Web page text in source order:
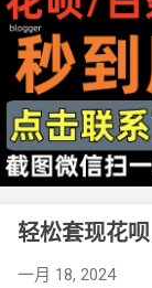
轻松套现花呗
一月 18, 2024